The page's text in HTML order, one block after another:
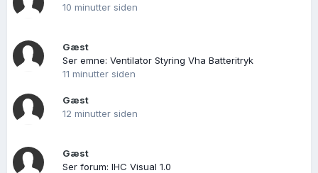
10 minutter siden
Gæst
Ser emne: Ventilator Styring Vha Batteritryk
11 minutter siden
Gæst
12 minutter siden
Gæst
Ser forum: IHC Visual 1.0